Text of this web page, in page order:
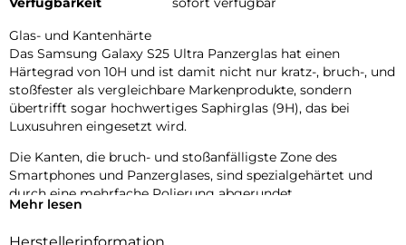
Glas- und Kantenhärte
Das Samsung Galaxy S25 Ultra Panzerglas hat einen
Härtegrad von 10H und ist damit nicht nur kratz-, bruch-, und
stoßfester als vergleichbare Markenprodukte, sondern
übertrifft sogar hochwertiges Saphirglas (9H), das bei
Luxusuhren eingesetzt wird.
Die Kanten, die bruch- und stoßanfälligste Zone des
Smartphones und Panzerglases, sind spezialgehärtet und
durch eine mehrfache Polierung abgerundet.
Mehr lesen